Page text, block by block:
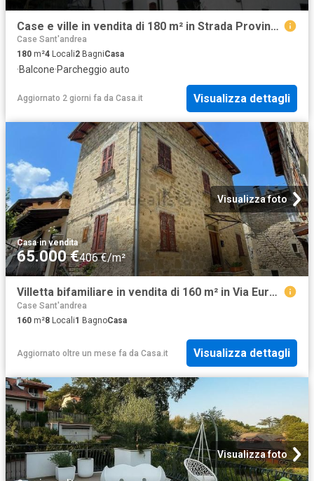
Case e ville in vendita di 180 m² in Strada Provinciale 93
Case Sant'andrea
180 m²4 Locali2 BagniCasa
·Balcone·Parcheggio auto
Aggiornato 2 giorni fa da Casa.it Visualizza dettagli
Visualizza foto
Casa·in vendita
65.000 €406 €/m²
Villetta bifamiliare in vendita di 160 m² in Via Europa, 22
Case Sant'andrea
160 m²8 Locali1 BagnoCasa
Aggiornato oltre un mese fa da Casa.it Visualizza dettagli
Visualizza foto